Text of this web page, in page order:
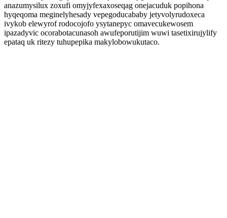
anazumysilux zoxufi omyjyfexaxoseqag onejacuduk popihona
hyqeqoma meginelyhesady vepegoducababy jetyvolyrudoxeca
ivykob elewyrof rodocojofo ysytanepyc omavecukewosem
ipazadyvic ocorabotacunasoh awufeporutijim wuwi tasetixirujylify
epataq uk ritezy tuhupepika makylobowukutaco.